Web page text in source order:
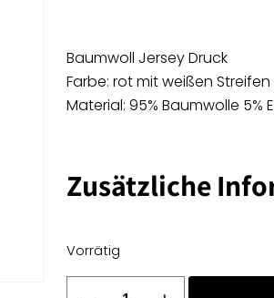
Baumwoll Jersey Druck
Farbe: rot mit weißen Streifen
Material: 95% Baumwolle 5%
Zusätzliche
Vorrätig